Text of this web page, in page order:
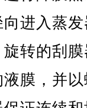
进入蒸
转的刮
膜，并